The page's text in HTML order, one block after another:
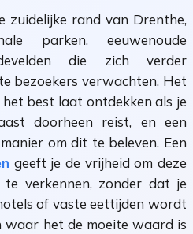
zuidelijke rand van Drenthe,
parken, eeuwenoude
die zich verder
bezoekers verwachten. Het
best laat ontdekken als je
doorheen reist, en een
om dit te beleven. Een
geeft je de vrijheid om deze
verkennen, zonder dat je
of vaste eettijden wordt
waar het de moeite waard is